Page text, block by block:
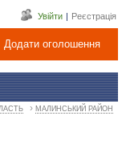
Додати оголошення
Увійти | Реєстрація
› МАЛИНСЬКИЙ РАЙОН